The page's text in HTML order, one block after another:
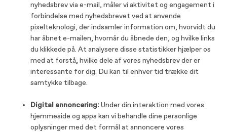
nyhedsbrev via e-mail, måler vi aktivitet og engagement i
forbindelse med nyhedsbrevet ved at anvende
pixelteknologi, der indsamler information om, hvorvidt du
har åbnet e-mailen, hvornår du åbnede den, og hvilke links
du klikkede på. At analysere disse statistikker hjælper os
med at forstå, hvilke dele af vores nyhedsbrev der er
interessante for dig. Du kan til enhver tid trække dit
samtykke tilbage.
Digital annoncering:Under din interaktion med vores
hjemmeside og apps kan vi behandle dine personlige
oplysninger med det formål at annoncere vores